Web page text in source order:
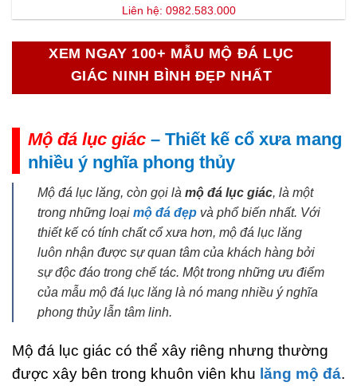
Liên hệ: 0982.583.000
XEM NGAY 100+ MẪU MỘ ĐÁ LỤC
GIÁC NINH BÌNH ĐẸP NHẤT
Mộ đá lục giác – Thiết kế cổ xưa mang
nhiều ý nghĩa phong thủy
Mộ đá lục lăng, còn gọi là mộ đá lục giác, là một
trong những loại mộ đá đẹp và phổ biến nhất. Với
thiết kế có tính chất cổ xưa hơn, mộ đá lục lăng
luôn nhận được sự quan tâm của khách hàng bởi
sự độc đáo trong chế tác. Một trong những ưu điểm
của mẫu mộ đá lục lăng là nó mang nhiều ý nghĩa
phong thủy lẫn tâm linh.
Mộ đá lục giác có thể xây riêng nhưng thường
được xây bên trong khuôn viên khu lăng mộ đá.